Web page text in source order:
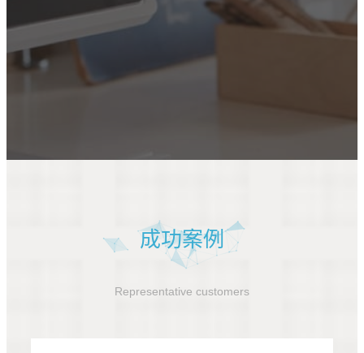
成功案例
Representative customers